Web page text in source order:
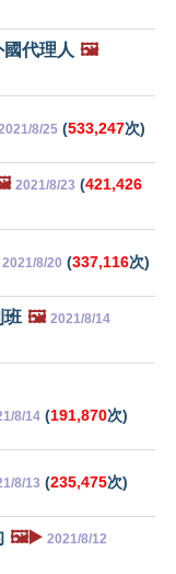
代理人 🖼️
8/25 (533,247次)
2021/8/23 (421,426
2021/8/20 (337,116次)
班 🖼️ 2021/8/14
8/14 (191,870次)
8/13 (235,475次)
🖼️▶️ 2021/8/12